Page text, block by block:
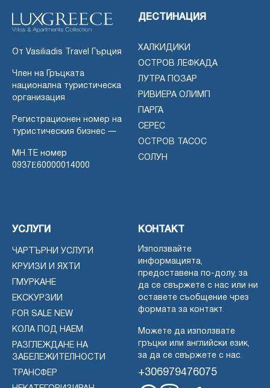
От Vasiliadis Travel Гърция
Член на Гръцката
национална туристическа
организация
Регистрационен номер на
туристическия бизнес —
MH.TE номер
0937Ε60000014000
ДЕСТИНАЦИЯ
ХАЛКИДИКИ
ОСТРОВ ЛЕФКАДА
ЛУТРА ПОЗАР
РИВИЕРА ОЛИМП
ПАРГА
СЕРЕС
ОСТРОВ ТАСОС
СОЛУН
УСЛУГИ
ЧАРТЪРНИ УСЛУГИ
КРУИЗИ И ЯХТИ
ГМУРКАНЕ
ЕКСКУРЗИИ
FOR SALE NEW
КОЛА ПОД НАЕМ
РАЗГЛЕЖДАНЕ НА
ЗАБЕЛЕЖИТЕЛНОСТИ
ТРАНСФЕР
КОНТАКТ
Използвайте
информацията,
предоставена по-долу, за
да се свържете с нас или ни
оставете съобщение чрез
формата за контакт.
Можете да използвате
гръцки или английски език,
за да се свържете с нас.
+306979476075